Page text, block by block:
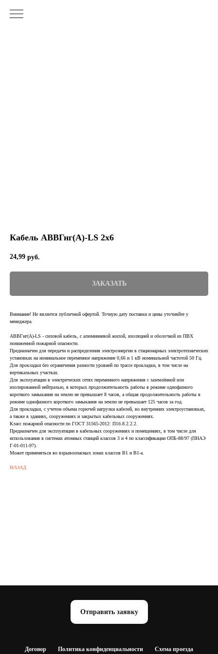
Кабель АВВГнг(А)-LS 2х6
24,99 руб.
ЗАКАЗАТЬ
Внимание! Не является публичной офертой. Точную дату поставки и цены уточняйте у
менеджера.
АВВГнг(А)-LS - силовой кабель, с алюминиевой жилой, изоляцией и оболочкой из ПВХ
пониженной пожарной опасности.
Предназначен для передачи и распределения электроэнергии в стационарных электротехнических
установках на номинальное переменное напряжение 0,66 и 1 кВ номинальной частотой 50 Гц.
Для прокладки без ограничения разности уровней по трассе прокладки, в том числе на
вертикальных участках.
Для эксплуатации в электрических сетях переменного напряжения с заземлённой или
изолированной нейтралью, в которых продолжительность работы в режиме однофазного
короткого замыкания на землю не превышает 8 часов, а общая продолжительность работы в
режиме однофазного короткого замыкания на землю не превышает 125 часов за год.
Для прокладки, с учетом объема горючей нагрузки кабелей, во внутренних электроустановках,
а также в зданиях, сооружениях и закрытых кабельных сооружениях.
Класс пожарной опасности по ГОСТ 31565-2012: П1б.8.2.2.2.
Предназначен для эксплуатации в кабельных сооружениях и помещениях, в том числе для
использования в системах атомных станций классов 3 и 4 по классификации ОПБ-88/97 (ПНАЭ
Г-01-011-97).
Может применяться во взрывоопасных зонах классов В1 и В1-а.
НАЗАД
Отправить заявку
Договор Политика конфиденциальности Схема проезда